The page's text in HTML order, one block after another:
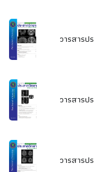
วารสารป
วารสารป
วารสารป